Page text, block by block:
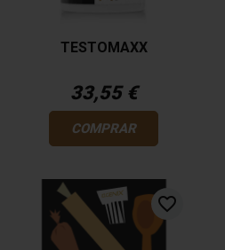
TESTOMAXX
33,55 €
COMPRAR
favorite_border